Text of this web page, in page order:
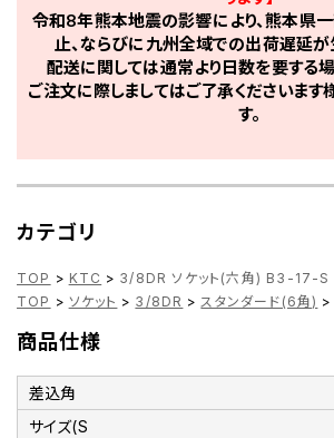
令和8年熊本地震の影響により、熊本県
止、ならびに九州全域での出荷遅延が
配送に関しては通常より日数を要する場
ご注文に際しましてはご了承くださいま
す。
カテゴリ
TOP > KTC > 3/8DR ソケット(六角) B3-17-S
TOP > ソケット > 3/8DR > スタンダード(6角) >
商品仕様
差込角
サイズ(S